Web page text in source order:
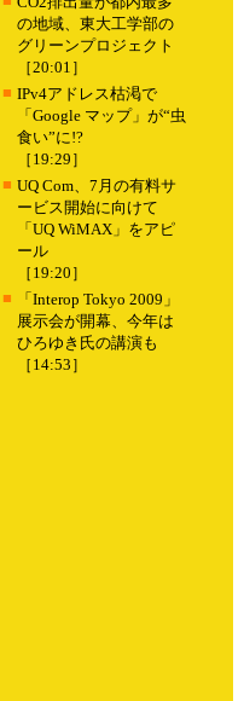
の地域、東大工学部の
グリーンプロジェクト
［20:01］
■ IPv4アドレス枯渇で
「Google マップ」が“虫
食い”に!?
［19:29］
■ UQ Com、7月の有料サ
ービス開始に向けて
「UQ WiMAX」をアピ
ール
［19:20］
■
「Interop Tokyo 2009」
展示会が開幕、今年は
ひろゆき氏の講演も
［14:53］